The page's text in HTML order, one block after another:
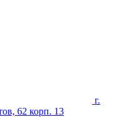
г.
62 корп. 13